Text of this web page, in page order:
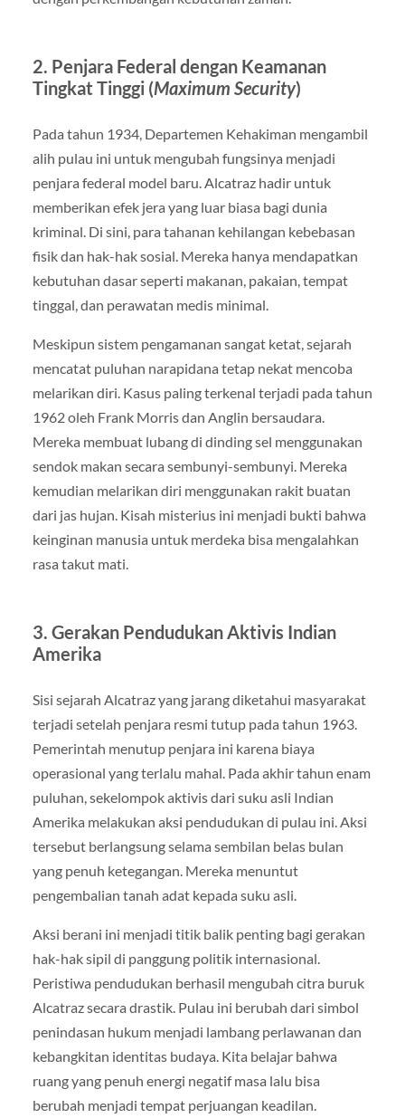
2. Penjara Federal dengan Keamanan
Tingkat Tinggi (Maximum Security)
Pada tahun 1934, Departemen Kehakiman mengambil
alih pulau ini untuk mengubah fungsinya menjadi
penjara federal model baru. Alcatraz hadir untuk
memberikan efek jera yang luar biasa bagi dunia
kriminal. Di sini, para tahanan kehilangan kebebasan
fisik dan hak-hak sosial. Mereka hanya mendapatkan
kebutuhan dasar seperti makanan, pakaian, tempat
tinggal, dan perawatan medis minimal.
Meskipun sistem pengamanan sangat ketat, sejarah
mencatat puluhan narapidana tetap nekat mencoba
melarikan diri. Kasus paling terkenal terjadi pada tahun
1962 oleh Frank Morris dan Anglin bersaudara.
Mereka membuat lubang di dinding sel menggunakan
sendok makan secara sembunyi-sembunyi. Mereka
kemudian melarikan diri menggunakan rakit buatan
dari jas hujan. Kisah misterius ini menjadi bukti bahwa
keinginan manusia untuk merdeka bisa mengalahkan
rasa takut mati.
3. Gerakan Pendudukan Aktivis Indian
Amerika
Sisi sejarah Alcatraz yang jarang diketahui masyarakat
terjadi setelah penjara resmi tutup pada tahun 1963.
Pemerintah menutup penjara ini karena biaya
operasional yang terlalu mahal. Pada akhir tahun enam
puluhan, sekelompok aktivis dari suku asli Indian
Amerika melakukan aksi pendudukan di pulau ini. Aksi
tersebut berlangsung selama sembilan belas bulan
yang penuh ketegangan. Mereka menuntut
pengembalian tanah adat kepada suku asli.
Aksi berani ini menjadi titik balik penting bagi gerakan
hak-hak sipil di panggung politik internasional.
Peristiwa pendudukan berhasil mengubah citra buruk
Alcatraz secara drastik. Pulau ini berubah dari simbol
penindasan hukum menjadi lambang perlawanan dan
kebangkitan identitas budaya. Kita belajar bahwa
ruang yang penuh energi negatif masa lalu bisa
berubah menjadi tempat perjuangan keadilan.